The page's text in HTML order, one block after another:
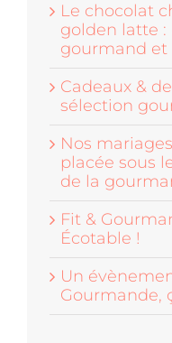
Le chocolat
golden latte
gourmand et
Cadeaux &
sélection
Nos
placée sous
de la
Fit &
Écotable !
Un
Gourmande,